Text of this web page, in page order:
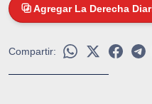
Agregar La Derecha
Compartir: